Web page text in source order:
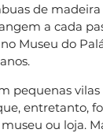
de
a cada
Museu do
pequenas
entretanto,
ou loja.